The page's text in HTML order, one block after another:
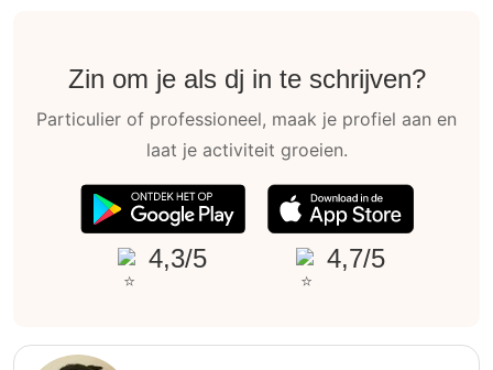
Zin om je als dj in te schrijven?
Particulier of professioneel, maak je profiel aan en
laat je activiteit groeien.
4,3/5 4,7/5